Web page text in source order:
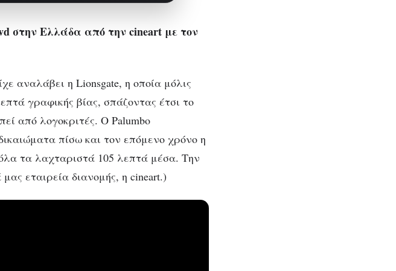
στην Ελλάδα από την cineart με τον
αναλάβει η Lionsgate, η οποία μόλις
γραφικής βίας, σπάζοντας έτσι το
από λογοκριτές. Ο Palumbo
πίσω και τον επόμενο χρόνο η
τα λαχταριστά 105 λεπτά μέσα. Την
εταιρεία διανομής, η cineart.)